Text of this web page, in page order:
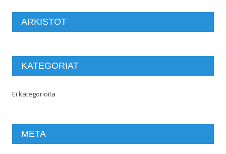
ARKISTOT
KATEGORIAT
Ei kategorioita
META